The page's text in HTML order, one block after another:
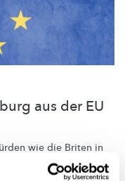
aus der EU
wie die Briten in
beschließen. Welche